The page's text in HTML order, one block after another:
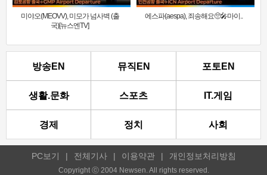
미야오(MEOVV), 미모가 넘사벽 (출
국)[뉴스엔TV]
에스파(aespa), 죄송해요🥺🎤마이..
방송EN 뮤직EN 포토EN
생활.문화 스포츠 IT.게임
경제 정치 사회
PC보기 | 전체기사 | 이용약관 | 개인정보처리방침
Copyright ⓒ 2004 Newsen. All rights reserved.